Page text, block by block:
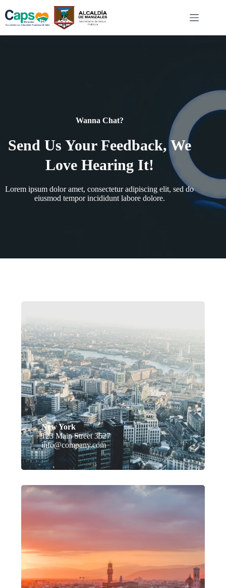
Wanna Chat?
Send Us Your Feedback, We
Love Hearing It!
Lorem ipsum dolor amet, consectetur adipiscing elit, sed do
eiusmod tempor incididunt labore dolore.
New York
123 Main Street 3527
info@company.com